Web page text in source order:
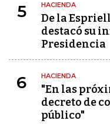
5 HACIENDA
De la
destacó su
Presidencia
6 HACIENDA
"En las
decreto de
público"